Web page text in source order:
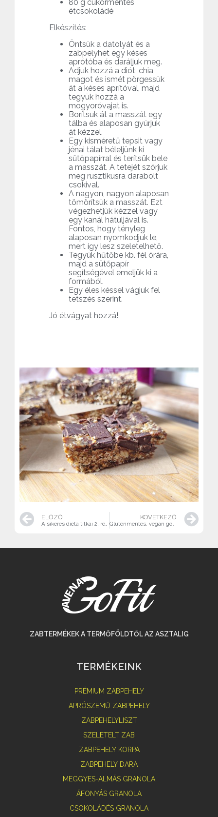
80 g cukormentes
étcsokoládé
Elkészítés:
Öntsük a datolyát és a
zabpelyhet egy késes
aprótóba és daráljuk meg.
Adjuk hozzá a diót, chia
magot és ismét pörgessük
át a késes aprítóval, majd
tegyük hozzá a
mogyoróvajat is.
Borítsuk át a masszát egy
tálba és alaposan gyúrjuk
át kézzel.
Egy kisméretű tepsit vagy
jénai tálat béleljünk ki
sütőpapírral és terítsük bele
a masszát. A tetejét szórjuk
meg rusztikusra darabolt
csokival.
A nagyon, nagyon alaposan
tömörítsük a masszát. Ezt
végezhetjük kézzel vagy
egy kanál hátuljával is.
Fontos, hogy tényleg
alaposan nyomkodjuk le,
mert így lesz szeletelhető.
Tegyük hűtőbe kb. fél órára,
majd a sütőpapír
segítségével emeljük ki a
formából.
Egy éles késsel vágjuk fel
tetszés szerint.
Jó étvágyat hozzá!
ELŐZŐ
A sikeres diéta titkai 2. rész
KÖVETKEZŐ
Gluténmentes, vegán gombás, spenótos zab
ZABTERMÉKEK A TERMŐFÖLDTŐL AZ ASZTALIG
TERMÉKEINK
PRÉMIUM ZABPEHELY
APRÓSZEMŰ ZABPEHELY
ZABPEHELYLISZT
SZELETELT ZAB
ZABPEHELY KORPA
ZABPEHELY DARA
MEGGYES-ALMÁS GRANOLA
ÁFONYÁS GRANOLA
CSOKOLÁDÉS GRANOLA